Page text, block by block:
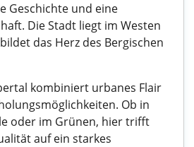
Geschichte und eine
Die Stadt liegt im Westen
das Herz des Bergischen
kombiniert urbanes Flair
Ob in
oder im Grünen, hier trifft
auf ein starkes